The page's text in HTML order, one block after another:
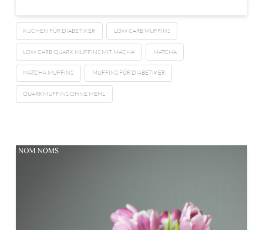
KUCHEN FÜR DIABETIKER LOW CARB MUFFINS
LOW CARB QUARK MUFFINS MIT MACHA MATCHA
MATCHA MUFFINS MUFFINS FÜR DIABETIKER
QUARKMUFFINS OHNE MEHL